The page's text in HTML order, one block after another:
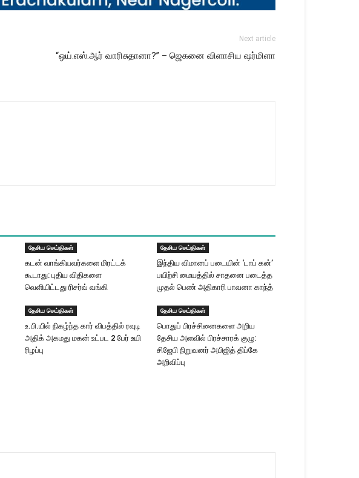
Next article
“ஒய்.எஸ்.ஆர் வாரிசுதானா?” – ஜெகனை விளாசிய ஷர்மிளா
தேசிய செய்திகள்
கடன் வாங்கியவர்களை மிரட்டக்
கூடாது: புதிய விதிகளை
வெளியிட்டது ரிசர்வ் வங்கி
தேசிய செய்திகள்
இந்திய விமானப் படையின் ‘டாப் கன்’
பயிற்சி மையத்தில் சாதனை படைத்த
முதல் பெண் அதிகாரி பாவனா காந்த்
தேசிய செய்திகள்
உ.பி.யில் நிகழ்ந்த கார் விபத்தில் ரவுடி
அதிக் அகமது மகன் உட்பட 2 பேர் உயி​
ரிழப்பு
தேசிய செய்திகள்
பொதுப் பிரச்சினைகளை அறிய
தேசிய அளவில் பிரச்சாரக் குழு:
சிஜேபி நிறுவனர் அபிஜித் திப்கே
அறிவிப்பு